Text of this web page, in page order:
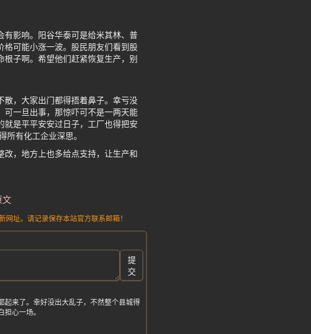
有影响。阳谷华泰可是给米其林、普
格可能小涨一波。股民朋友们看到股
子啊。希望他们赶紧恢复生产，别
散，大家出门都得捂着鼻子。幸亏没
可一旦出事，那惊吓可不是一两天能
是平平安安过日子，工厂也得把安
所有化工企业深思。
，地方上也多给点支持，让生产和
文
址。请记录保存本站官方联系邮箱！
提
交
起来了。幸好没出大乱子，不然整个县城得
心一场。